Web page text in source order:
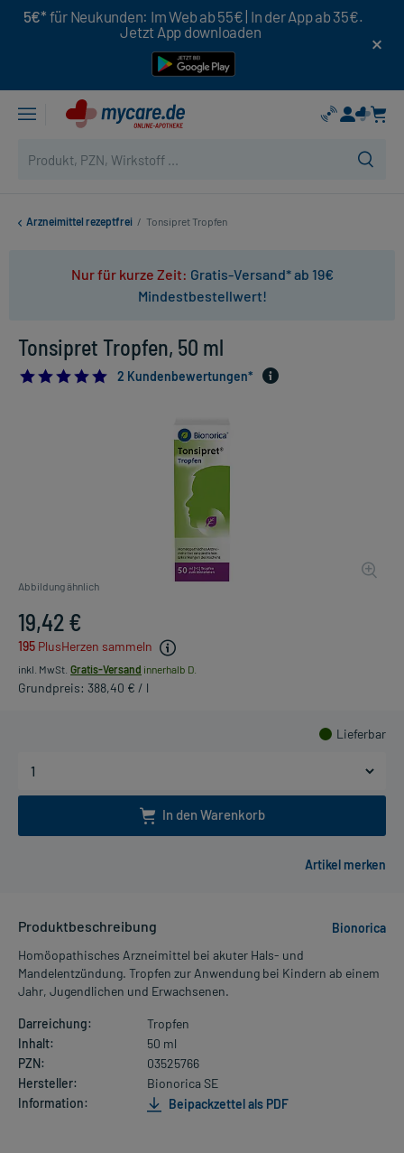
5€* für Neukunden: Im Web ab 55€ | In der App ab 35€.
Jetzt App downloaden
Arzneimittel rezeptfrei / Tonsipret Tropfen
Nur für kurze Zeit: Gratis-Versand* ab 19€
Mindestbestellwert!
Tonsipret Tropfen, 50 ml
5.0
2 Kundenbewertungen*
Abbildung ähnlich
19,42 €
195 PlusHerzen sammeln
inkl. MwSt. Gratis-Versand innerhalb D.
Grundpreis: 388,40 € / l
Lieferbar
In den Warenkorb
Produktbeschreibung
Bionorica
Homöopathisches Arzneimittel bei akuter Hals- und
Mandelentzündung. Tropfen zur Anwendung bei Kindern ab einem
Jahr, Jugendlichen und Erwachsenen.
Darreichung:
Tropfen
Inhalt:
50 ml
PZN:
03525766
Hersteller:
Bionorica SE
Information:
Beipackzettel als PDF